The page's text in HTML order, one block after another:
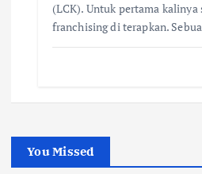
(LCK). Untuk pertama kalinya
franchising di terapkan.
You Missed